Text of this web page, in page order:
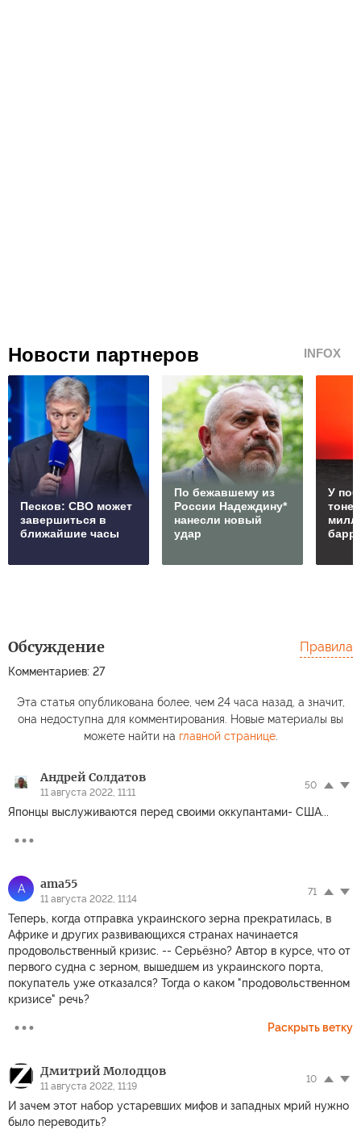
Новости партнеров INFOX
Песков: СВО может
завершиться в
ближайшие часы
По бежавшему из
России Надеждину*
нанесли новый
удар
У
Обсуждение
Комментариев: 27
Правила
Эта статья опубликована более, чем 24 часа назад, а значит,
она недоступна для комментирования. Новые материалы вы
можете найти на главной странице.
Андрей Солдатов
11 августа 2022, 11:11
50
Японцы выслуживаются перед своими оккупантами- США...
A ama55
11 августа 2022, 11:14
71
Теперь, когда отправка украинского зерна прекратилась, в
Африке и других развивающихся странах начинается
продовольственный кризис. -- Серьёзно? Автор в курсе, что от
первого судна с зерном, вышедшем из украинского порта,
покупатель уже отказался? Тогда о каком "продовольственном
кризисе" речь?
Раскрыть ветку
Дмитрий Молодцов
11 августа 2022, 11:19
10
И зачем этот набор устаревших мифов и западных мрий нужно
было переводить?